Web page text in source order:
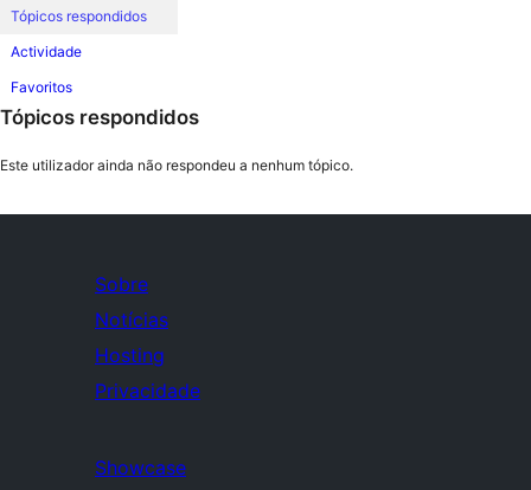
Tópicos respondidos
Actividade
Favoritos
Tópicos respondidos
Este utilizador ainda não respondeu a nenhum tópico.
Sobre
Notícias
Hosting
Privacidade
Showcase